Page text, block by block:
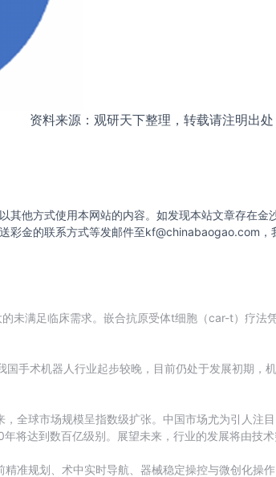
资料来源：观研天下整理，转载请注明出处
其他方式使用本网站的内容。如发现本站文章存在金
彩金的联系方式等发邮件至kf@chinabaogao.com
未满足临床需求。嵌合抗原受体t细胞（car-t）疗法
手术机器人行业起步较晚，目前仍处于发展初期，
全球市场规模呈指数级扩张。中国市场尤为引人注
将达到数百亿级别。展望未来，行业的发展将由技术
准规划、术中实时导航、器械稳定操控与微创化操